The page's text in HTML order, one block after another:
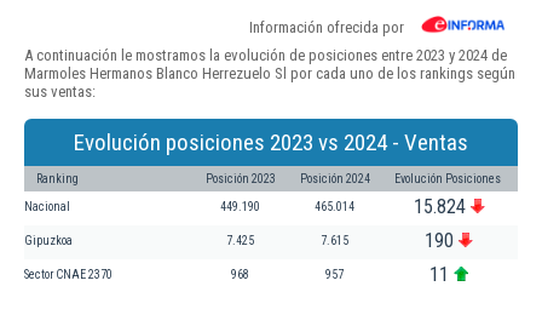
Información ofrecida por
A continuación le mostramos la evolución de posiciones entre 2023 y 2024 de
Marmoles Hermanos Blanco Herrezuelo Sl por cada uno de los rankings según
sus ventas:
Evolución posiciones 2023 vs 2024 - Ventas
Ranking Posición 2023 Posición 2024 Evolución Posiciones
Nacional 449.190 465.014 15.824
Gipuzkoa 7.425 7.615 190
Sector CNAE 2370 968 957 11